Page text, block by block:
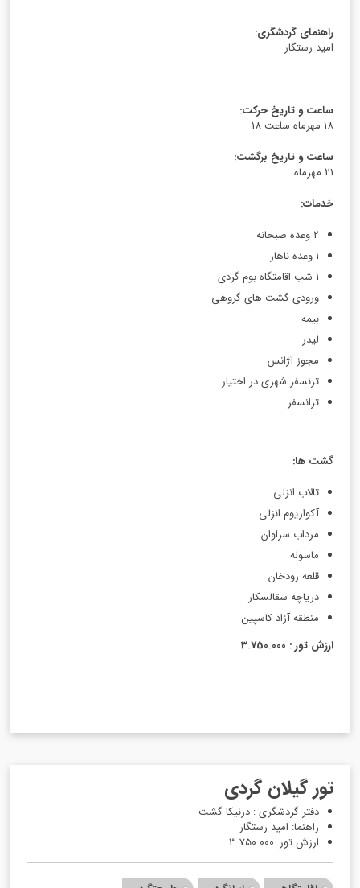
راهنمای گردشگری:
امید رستگار
ساعت و تاریخ حرکت:
18 مهرماه ساعت 18
ساعت و تاریخ برگشت:
21 مهرماه
خدمات:
2 وعده صبحانه
1 وعده ناهار
1 شب اقامتگاه بوم گردی
ورودی گشت های گروهی
بیمه‌ ‌
لیدر
مجوز آژانس
ترنسفر شهری در اختیار
ترانسفر
گشت ها:
تالاب انزلی
آکواریوم انزلی
مرداب سراوان
ماسوله
قلعه رودخان
دریاچه سقالسکار
منطقه آزاد کاسپین
ارزش تور : 3.750.000
تور گیلان گردی
دفتر گردشگری : درنیکا گشت
راهنما: امید رستگار
ارزش تور: 3.750.000